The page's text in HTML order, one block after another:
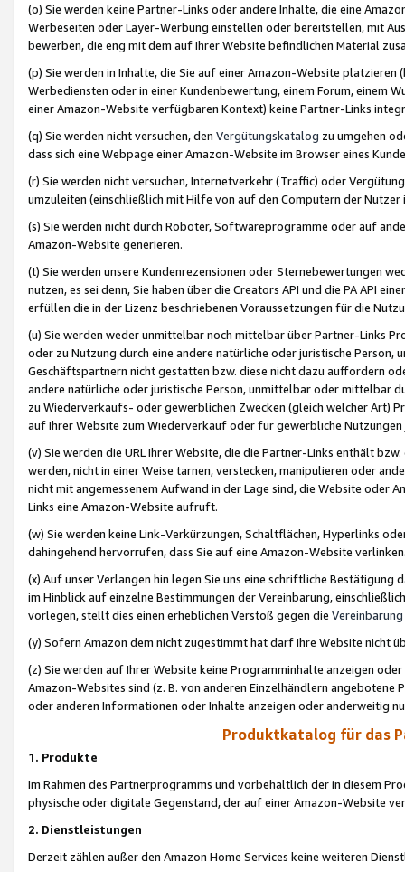
(o) Sie werden keine Partner-Links oder andere Inhalte, die eine
Werbeseiten oder Layer-Werbung einstellen oder bereitstellen, mit
bewerben, die eng mit dem auf Ihrer Website befindlichen Material
(p) Sie werden in Inhalte, die Sie auf einer Amazon-Website
Werbediensten oder in einer Kundenbewertung, einem Forum, einem
einer Amazon-Website verfügbaren Kontext) keine Partner-Links
(q) Sie werden nicht versuchen, den Vergütungskatalog zu umgehen
dass sich eine Webpage einer Amazon-Website im Browser eines
(r) Sie werden nicht versuchen, Internetverkehr (Traffic) oder
umzuleiten (einschließlich mit Hilfe von auf den Computern der
(s) Sie werden nicht durch Roboter, Softwareprogramme oder auf
Amazon-Website generieren.
(t) Sie werden unsere Kundenrezensionen oder Sternebewertungen
nutzen, es sei denn, Sie haben über die Creators API und die PA API
erfüllen die in der Lizenz beschriebenen Voraussetzungen für die
(u) Sie werden weder unmittelbar noch mittelbar über Partner-Links
oder zu Nutzung durch eine andere natürliche oder juristische
Geschäftspartnern nicht gestatten bzw. diese nicht dazu auffordern
andere natürliche oder juristische Person, unmittelbar oder mittelbar
zu Wiederverkaufs- oder gewerblichen Zwecken (gleich welcher Art)
auf Ihrer Website zum Wiederverkauf oder für gewerbliche
(v) Sie werden die URL Ihrer Website, die die Partner-Links enthält
werden, nicht in einer Weise tarnen, verstecken, manipulieren oder
nicht mit angemessenem Aufwand in der Lage sind, die Website oder
Links eine Amazon-Website aufruft.
(w) Sie werden keine Link-Verkürzungen, Schaltflächen, Hyperlinks
dahingehend hervorrufen, dass Sie auf eine Amazon-Website
(x) Auf unser Verlangen hin legen Sie uns eine schriftliche
im Hinblick auf einzelne Bestimmungen der Vereinbarung,
vorlegen, stellt dies einen erheblichen Verstoß gegen die Vereinbarung
(y) Sofern Amazon dem nicht zugestimmt hat darf Ihre Website nicht
(z) Sie werden auf Ihrer Website keine Programminhalte anzeigen
Amazon-Websites sind (z. B. von anderen Einzelhändlern
oder anderen Informationen oder Inhalte anzeigen oder anderweitig
Produktkatalog für das
1. Produkte
Im Rahmen des Partnerprogramms und vorbehaltlich der in diesem
physische oder digitale Gegenstand, der auf einer Amazon-Website
2. Dienstleistungen
Derzeit zählen außer den Amazon Home Services keine weiteren